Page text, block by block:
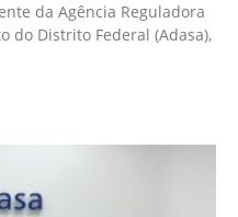
da Agência Reguladora
do Distrito Federal (Adasa),